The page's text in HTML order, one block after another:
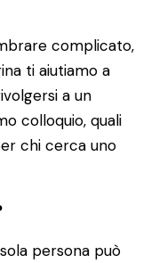
complicato,
ti aiutiamo a
a un
colloquio, quali
chi cerca uno
persona può